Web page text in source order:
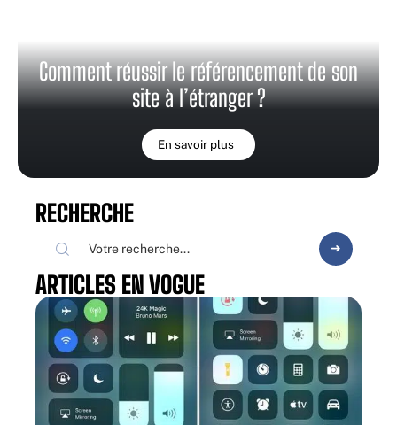
Comment réussir le référencement de son
site à l’étranger ?
En savoir plus
RECHERCHE
ARTICLES EN VOGUE